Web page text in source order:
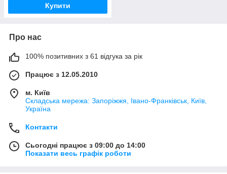
Купити
Про нас
100% позитивних з 61 відгука за рік
Працює з 12.05.2010
м. Київ
Складська мережа: Запоріжжя, Івано-Франківськ, Київ,
Україна
Контакти
Сьогодні працює з 09:00 до 14:00
Показати весь графік роботи